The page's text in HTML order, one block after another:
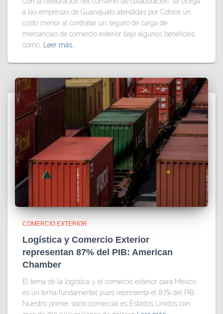
a las empresas de Guanajuato atendidas por Cofoce un
costo menor al contratar un seguro de carga de
mercancías de comercio exterior bajo algunos beneficios
como, Leer más…
COMERCIO EXTERIOR
Logística y Comercio Exterior
representan 87% del PIB: American
Chamber
El tema de la logística y el comercio exterior para México
es un tema fundamental pues representa el 87% del PIB.
Nuestro primer socio comercial es Estados Unidos con